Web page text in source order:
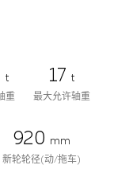
t
重
17 t
最大允许轴重
920 mm
新轮轮径(动/拖车)